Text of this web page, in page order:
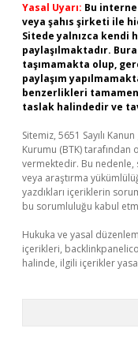
Yasal Uyarı: Bu
veya şahıs şirketi ile
Sitede yalnızca kendi
paylaşılmaktadır.
taşımamakta olup,
paylaşım
benzerlikleri
taslak halindedir ve
Sitemiz, 5651 Sayılı
Kurumu (BTK) tarafından
vermektedir. Bu
veya araştırma
yazdıkları içeriklerin
bu sorumluluğu kabul
Hukuka ve yasal
içerikleri,
halinde, ilgili içerikler